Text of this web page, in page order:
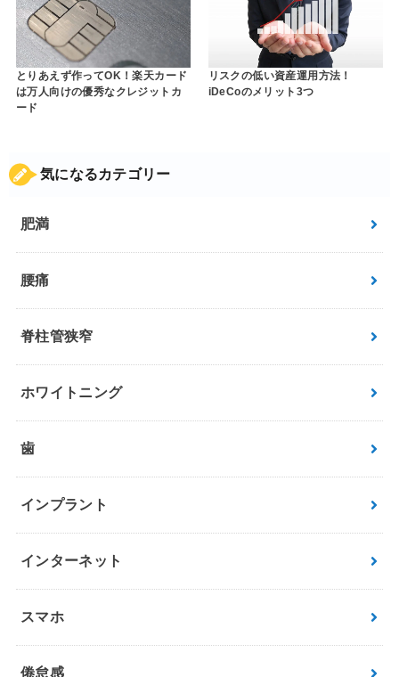
とりあえず作ってOK！楽天カード
は万人向けの優秀なクレジットカ
ード
リスクの低い資産運用方法！
iDeCoのメリット3つ
気になるカテゴリー
肥満
腰痛
脊柱管狭窄
ホワイトニング
歯
インプラント
インターネット
スマホ
倦怠感